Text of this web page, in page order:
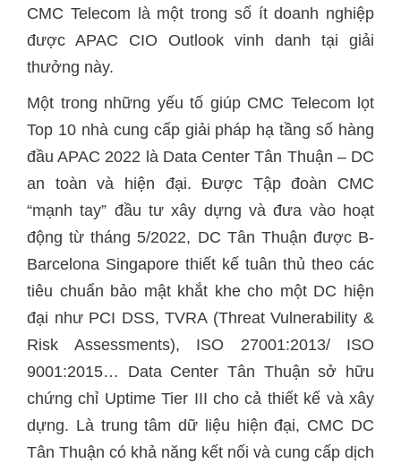
CMC Telecom là một trong số ít doanh nghiệp
được APAC CIO Outlook vinh danh tại giải
thưởng này.
Một trong những yếu tố giúp CMC Telecom lọt
Top 10 nhà cung cấp giải pháp hạ tầng số hàng
đầu APAC 2022 là Data Center Tân Thuận – DC
an toàn và hiện đại. Được Tập đoàn CMC
“mạnh tay” đầu tư xây dựng và đưa vào hoạt
động từ tháng 5/2022, DC Tân Thuận được B-
Barcelona Singapore thiết kế tuân thủ theo các
tiêu chuẩn bảo mật khắt khe cho một DC hiện
đại như PCI DSS, TVRA (Threat Vulnerability &
Risk Assessments), ISO 27001:2013/ ISO
9001:2015… Data Center Tân Thuận sở hữu
chứng chỉ Uptime Tier III cho cả thiết kế và xây
dựng. Là trung tâm dữ liệu hiện đại, CMC DC
Tân Thuận có khả năng kết nối và cung cấp dịch